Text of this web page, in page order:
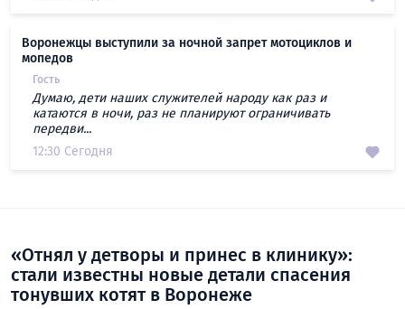
Воронежцы выступили за ночной запрет мотоциклов и
мопедов
Гость
Думаю, дети наших служителей народу как раз и
катаются в ночи, раз не планируют ограничивать
передви...
12:30 Сегодня
«Отнял у детворы и принес в клинику»:
стали известны новые детали спасения
тонувших котят в Воронеже